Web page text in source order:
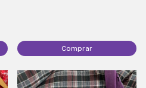
Comprar
1/2